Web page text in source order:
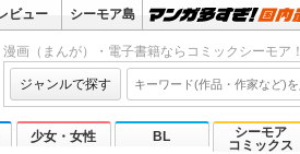
ビュー シーモア島
漫画（まんが）・電子書籍ならコミックシーモア！
ジャンルで探す
少女・女性 BL
シーモア
コミックス